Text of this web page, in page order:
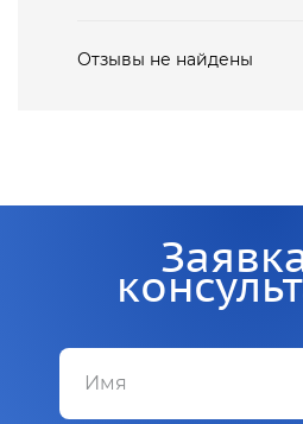
Отзывы не найдены